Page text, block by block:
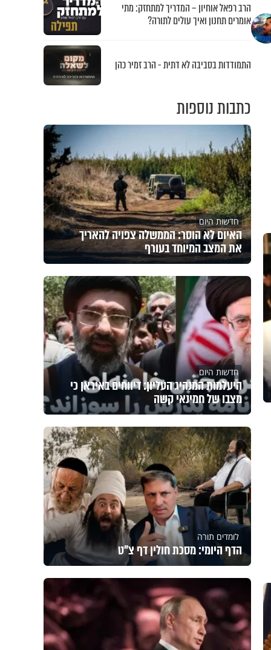
הרב רפאל אוחיון – המדריך למתחזק: מתי
אומרים תחנון ואיך עולים לתורה?
התמודדות בסביבה לא דתית - הרב זמיר כהן
כתבות נוספות
חדשות היום
האיום לא הוסר: הממשלה צפויה להאריך
את המצב המיוחד בעורף
חדשות היום
היעלמות המנהיג העליון: דיווחים באיראן כי
מצבו של חמינאי קשה
לומדים תורה
הדף היומי: מסכת חולין דף צ"ט